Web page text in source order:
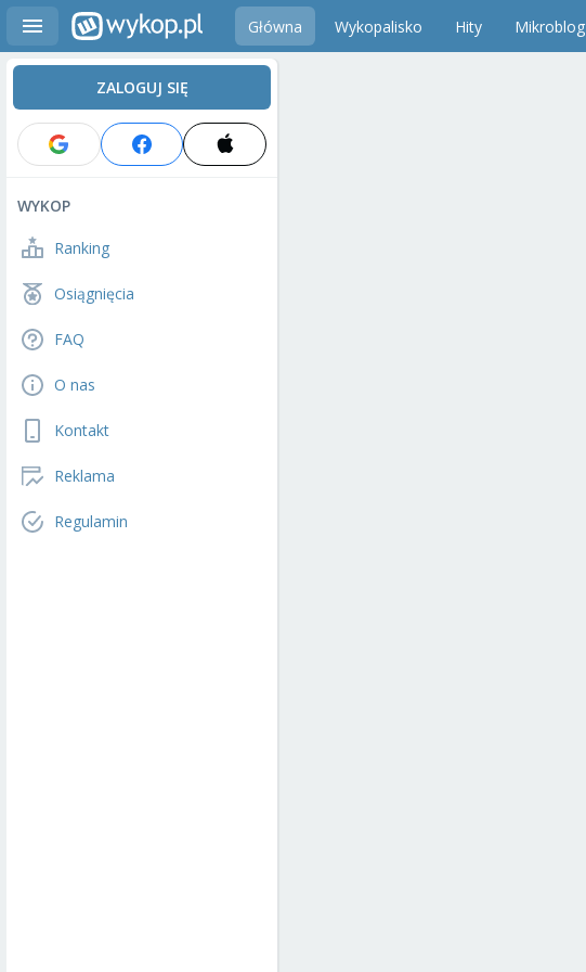
Główna Wykopalisko Hity Mikroblog
ZALOGUJ SIĘ
WYKOP
Ranking
Osiągnięcia
FAQ
O nas
Kontakt
Reklama
Regulamin